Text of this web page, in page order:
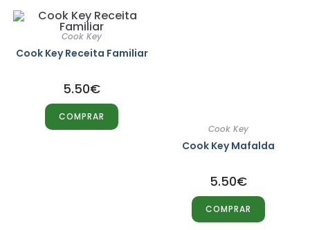
Cook Key
Cook Key Receita Familiar
5.50€
COMPRAR
Cook Key
Cook Key Mafalda
5.50€
COMPRAR